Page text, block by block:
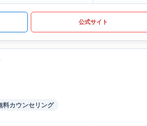
公式サイト
料カウンセリング